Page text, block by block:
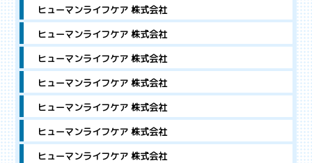
ヒューマンライフケア 株式会社
ヒューマンライフケア 株式会社
ヒューマンライフケア 株式会社
ヒューマンライフケア 株式会社
ヒューマンライフケア 株式会社
ヒューマンライフケア 株式会社
ヒューマンライフケア 株式会社